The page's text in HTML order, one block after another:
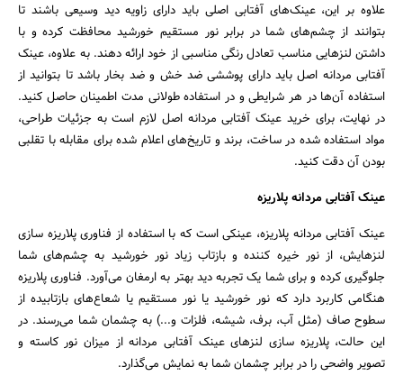
علاوه بر این، عینک‌های آفتابی اصلی باید دارای زاویه دید وسیعی باشند تا
بتوانند از چشم‌های شما در برابر نور مستقیم خورشید محافظت کرده و با
داشتن لنزهایی مناسب تعادل رنگی مناسبی از خود ارائه دهند. به علاوه، عینک
آفتابی مردانه اصل باید دارای پوششی ضد خش و ضد بخار باشد تا بتوانید از
استفاده آن‌ها در هر شرایطی و در استفاده طولانی مدت اطمینان حاصل کنید.
در نهایت، برای خرید عینک آفتابی مردانه اصل لازم است به جزئیات طراحی،
مواد استفاده شده در ساخت، برند و تاریخ‌های اعلام شده برای مقابله با تقلبی
بودن آن دقت کنید.
عینک آفتابی مردانه پلاریزه
عینک آفتابی مردانه پلاریزه، عینکی است که با استفاده از فناوری پلاریزه سازی
لنزهایش، از نور خیره کننده و بازتاب زیاد نور خورشید به چشم‌های شما
جلوگیری کرده و برای شما یک تجربه دید بهتر به ارمغان می‌آورد. فناوری پلاریزه
هنگامی‌ کاربرد دارد که نور خورشید یا نور مستقیم یا شعاع‌های بازتابیده از
سطوح صاف (مثل آب، برف، شیشه، فلزات و...) به چشمان شما می‌رسند. در
این حالت، پلاریزه سازی لنزهای عینک آفتابی مردانه از میزان نور کاسته و
تصویر واضحی را در برابر چشمان شما به نمایش می‌گذارد.